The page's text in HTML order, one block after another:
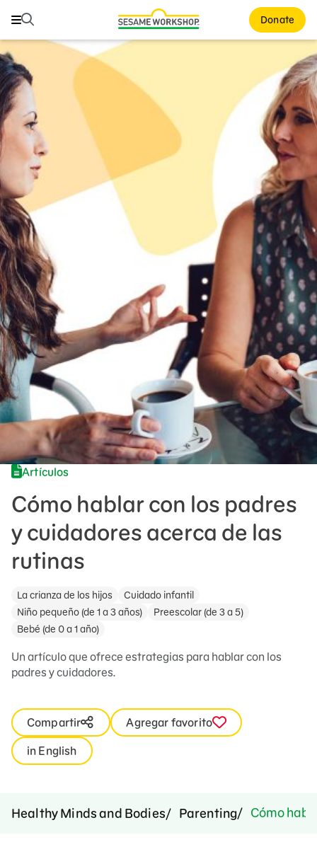
Buscar Donate
Buscar
Family Resources
ABCs and 123s
Healthy Minds and Bodies
Tough Topics
Courses and Webinars
Games and Storybooks
Our Work
About Us
Support Us
Artículos
Cómo hablar con los padres
y cuidadores acerca de las
rutinas
La crianza de los hijos
Cuidado infantil
Niño pequeño (de 1 a 3 años)
Preescolar (de 3 a 5)
Bebé (de 0 a 1 año)
Un artículo que ofrece estrategias para hablar con los
padres y cuidadores.
Compartir
Agregar favorito
in English
Healthy Minds and Bodies Parenting Cómo